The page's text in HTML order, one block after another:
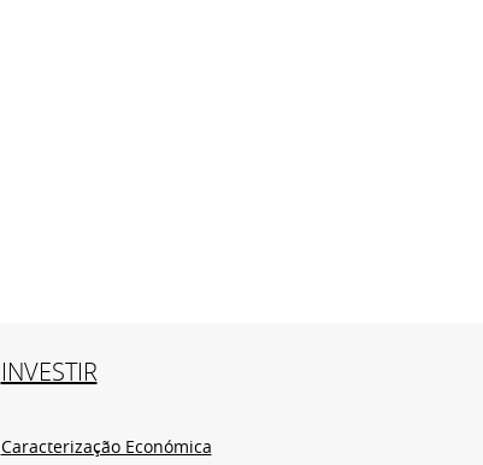
INVESTIR
Caracterização Económica